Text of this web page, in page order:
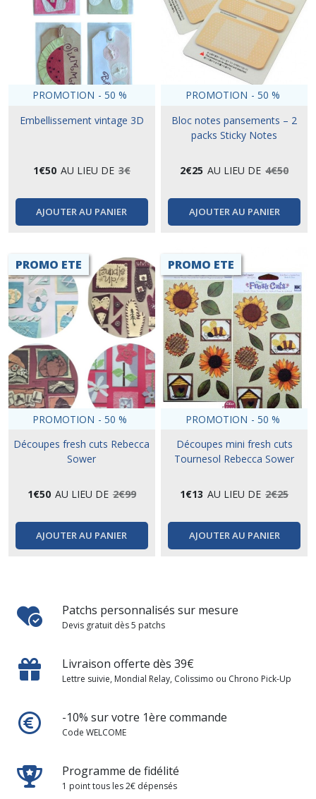
PROMOTION - 50 %
Embellissement vintage 3D
1€50 AU LIEU DE 3€
AJOUTER AU PANIER
PROMOTION - 50 %
Bloc notes pansements – 2
packs Sticky Notes
2€25 AU LIEU DE 4€50
AJOUTER AU PANIER
PROMO ETE
PROMOTION - 50 %
Découpes fresh cuts Rebecca
Sower
1€50 AU LIEU DE 2€99
AJOUTER AU PANIER
PROMO ETE
PROMOTION - 50 %
Découpes mini fresh cuts
Tournesol Rebecca Sower
1€13 AU LIEU DE 2€25
AJOUTER AU PANIER
Patchs personnalisés sur mesure
Devis gratuit dès 5 patchs
Livraison offerte dès 39€
Lettre suivie, Mondial Relay, Colissimo ou Chrono Pick-Up
-10% sur votre 1ère commande
Code WELCOME
Programme de fidélité
1 point tous les 2€ dépensés